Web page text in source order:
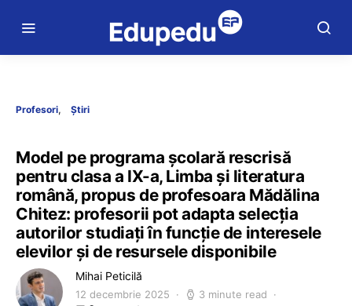
Profesori Știri
Model pe programa școlară rescrisă
pentru clasa a IX-a, Limba și literatura
română, propus de profesoara Mădălina
Chitez: profesorii pot adapta selecția
autorilor studiați în funcție de interesele
elevilor și de resursele disponibile
Mihai Peticilă
12 decembrie 2025 3 minute read